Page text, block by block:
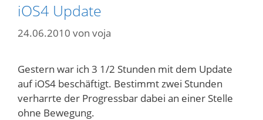
iOS4 Update
24.06.2010 von voja
Gestern war ich 3 1/2 Stunden mit dem Update
auf iOS4 beschäftigt. Bestimmt zwei Stunden
verharrte der Progressbar dabei an einer Stelle
ohne Bewegung.